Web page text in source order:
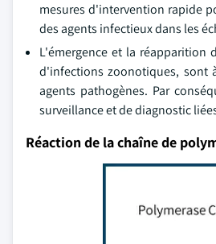
mesures d'intervention rapide
des agents infectieux dans les
L'émergence et la réapparition
d'infections zoonotiques, sont
agents pathogènes. Par
surveillance et de diagnostic
Réaction de la chaîne de